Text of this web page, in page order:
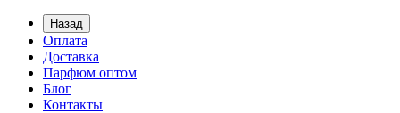
Назад
Оплата
Доставка
Парфюм оптом
Блог
Контакты